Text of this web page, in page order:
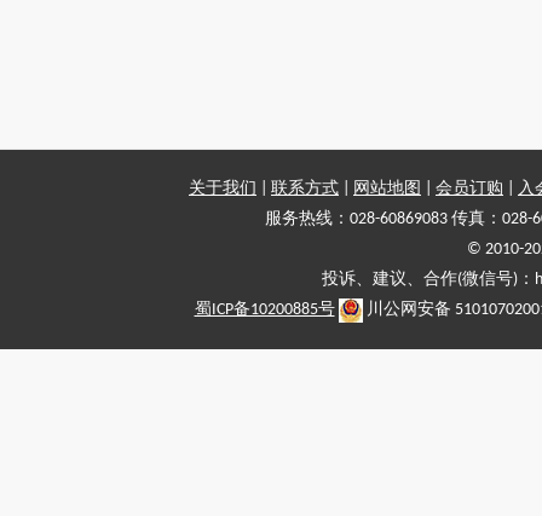
关于我们 联系方式 网站地图 会员订购
入
服务热线：028-60869083 传真：028-
© 2010-
投诉、建议、合作(微信号)
蜀ICP备10200885号
川公网安备